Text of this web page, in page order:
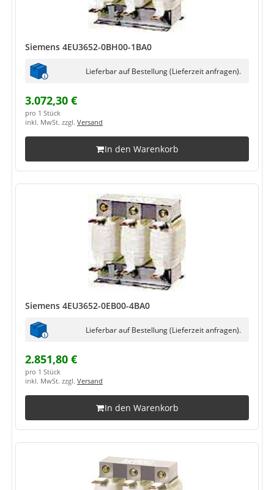
Siemens 4EU3652-0BH00-1BA0
Lieferbar auf Bestellung (Lieferzeit anfragen).
3.072,30 €
pro 1 Stück
inkl. MwSt. zzgl. Versand
In den Warenkorb
Siemens 4EU3652-0EB00-4BA0
Lieferbar auf Bestellung (Lieferzeit anfragen).
2.851,80 €
pro 1 Stück
inkl. MwSt. zzgl. Versand
In den Warenkorb